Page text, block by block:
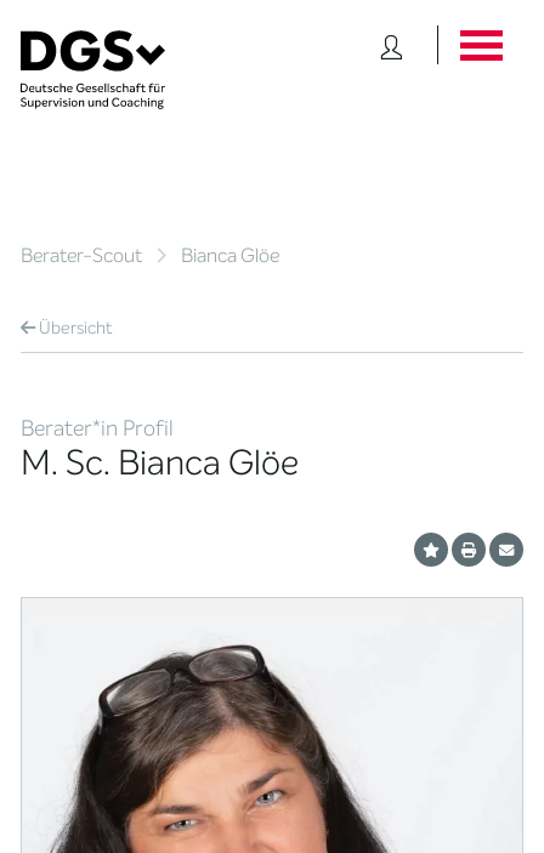
Berater-Scout Bianca Glöe
Übersicht
Berater*in Profil
M. Sc. Bianca Glöe